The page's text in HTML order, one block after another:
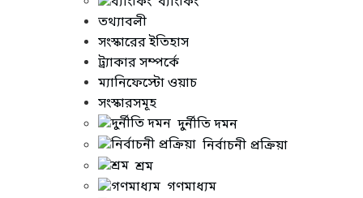
তথ্যাবলী
সংস্কারের ইতিহাস
ট্র্যাকার সম্পর্কে
ম্যানিফেস্টো ওয়াচ
সংস্কারসমূহ
দুর্নীতি দমন
নির্বাচনী প্রক্রিয়া
শ্রম
গণমাধ্যম
শতাংশ ও
সংরক্ষিত